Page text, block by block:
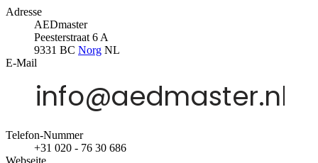
Adresse
AEDmaster
Peesterstraat 6 A
9331 BC Norg NL
E-Mail
Telefon-Nummer
+31 020 - 76 30 686
Webseite